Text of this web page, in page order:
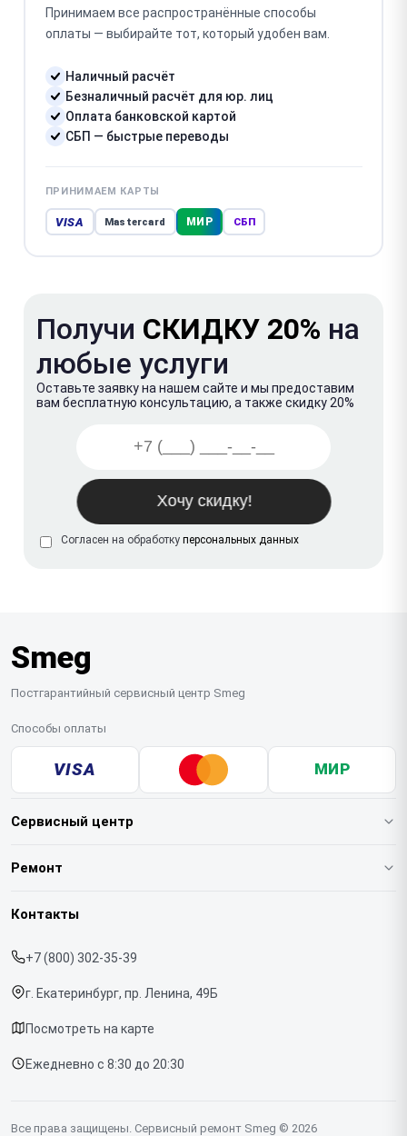
Принимаем все распространённые способы
оплаты — выбирайте тот, который удобен вам.
Наличный расчёт
Безналичный расчёт для юр. лиц
Оплата банковской картой
СБП — быстрые переводы
ПРИНИМАЕМ КАРТЫ
VISA Mastercard МИР СБП
Получи СКИДКУ 20% на
любые услуги
Оставьте заявку на нашем сайте и мы предоставим
вам бесплатную консультацию, а также скидку 20%
Согласен на обработку персональных данных
Smeg
Постгарантийный сервисный центр Smeg
Способы оплаты
VISA МИР
Сервисный центр
О нашем сервисе
Срочный ремонт
Доставка и способы оплаты
Диагностика
Контакты
Ремонт
Кофемашин
Контакты
+7 (800) 302-35-39
г. Екатеринбург, пр. Ленина, 49Б
Посмотреть на карте
Ежедневно с 8:30 до 20:30
Все права защищены. Сервисный ремонт Smeg © 2026